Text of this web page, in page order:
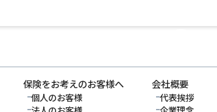
保険をお考えのお客様へ
個人のお客様
会社概要
代表挨拶